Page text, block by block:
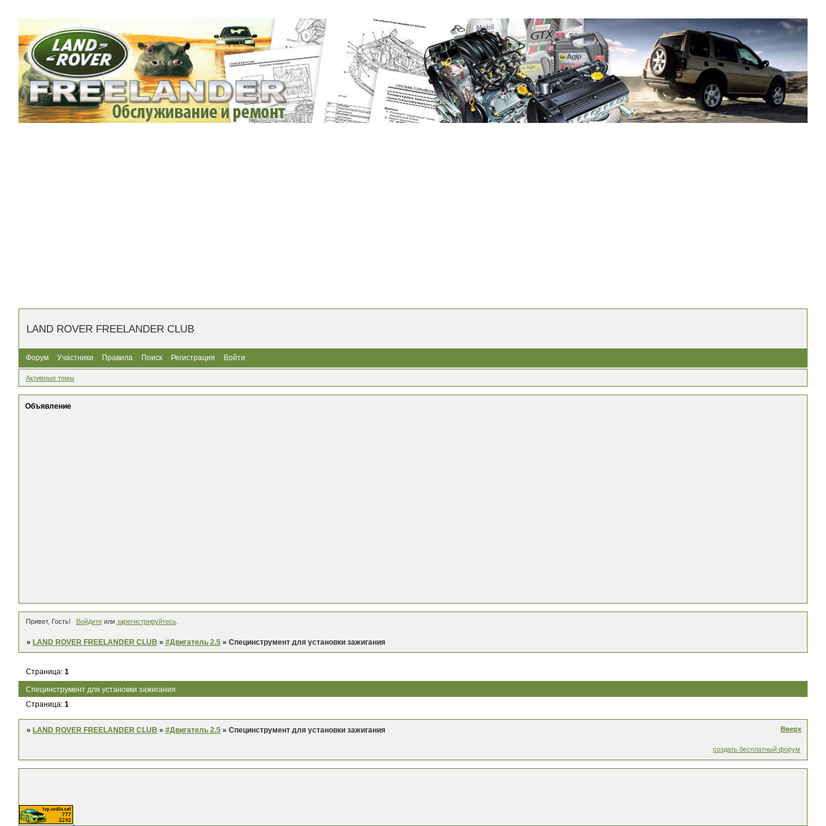
LAND ROVER FREELANDER CLUB
Форум Участники Правила Поиск Регистрация Войти
Активные темы
Объявление
Привет, Гость! Войдитеили зарегистрируйтесь.
»LAND ROVER FREELANDER CLUB »#Двигатель 2.5 »Специнструмент для установки зажигания
Специнструмент для установки зажигания
Страница:1
Страница:1
» LAND ROVER FREELANDER CLUB »#Двигатель 2.5 »Специнструмент для установки зажигания Вверх
создать бесплатный форум